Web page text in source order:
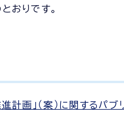
おりです。
進計画」（案）に関する